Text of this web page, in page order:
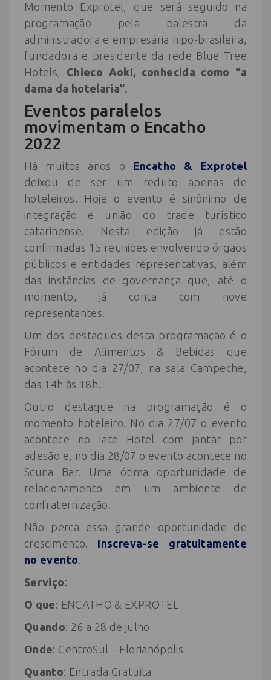
Momento Exprotel, que será seguido na
programação pela palestra da
administradora e empresária nipo-brasileira,
fundadora e presidente da rede Blue Tree
Hotels, Chieco Aoki, conhecida como “a
dama da hotelaria”.
Eventos paralelos
movimentam o Encatho
2022
Há muitos anos o Encatho & Exprotel
deixou de ser um reduto apenas de
hoteleiros. Hoje o evento é sinônimo de
integração e união do trade turístico
catarinense. Nesta edição já estão
confirmadas 15 reuniões envolvendo órgãos
públicos e entidades representativas, além
das instâncias de governança que, até o
momento, já conta com nove
representantes.
Um dos destaques desta programação é o
Fórum de Alimentos & Bebidas que
acontece no dia 27/07, na sala Campeche,
das 14h às 18h.
Outro destaque na programação é o
momento hoteleiro. No dia 27/07 o evento
acontece no Iate Hotel com jantar por
adesão e, no dia 28/07 o evento acontece no
Scuna Bar. Uma ótima oportunidade de
relacionamento em um ambiente de
confraternização.
Não perca essa grande oportunidade de
crescimento. Inscreva-se gratuitamente
no evento.
Serviço:
O que: ENCATHO & EXPROTEL
Quando: 26 a 28 de julho
Onde: CentroSul – Florianópolis
Quanto: Entrada Gratuita